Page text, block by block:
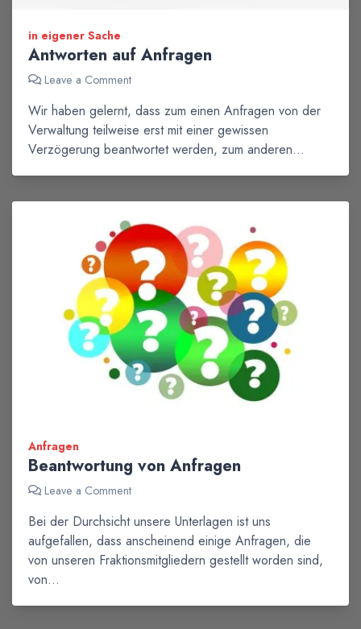
in eigener Sache
Antworten auf Anfragen
Leave a Comment
Wir haben gelernt, dass zum einen Anfragen von der
Verwaltung teilweise erst mit einer gewissen
Verzögerung beantwortet werden, zum anderen…
Anfragen
Beantwortung von Anfragen
Leave a Comment
Bei der Durchsicht unsere Unterlagen ist uns
aufgefallen, dass anscheinend einige Anfragen, die
von unseren Fraktionsmitgliedern gestellt worden sind,
von…